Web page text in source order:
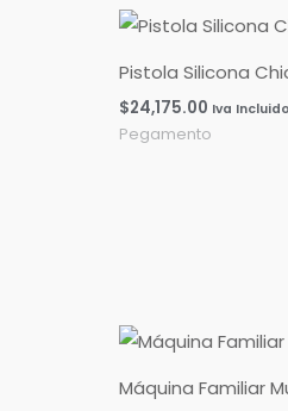
Pistola Silicona
$24,175.00 Iva Incluido
Pegamento
Máquina Familiar